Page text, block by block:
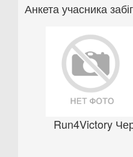
Анкета учасника
Run4Victory